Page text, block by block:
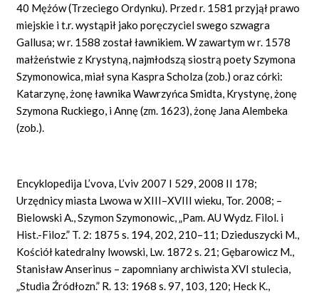
40 Mężów (Trzeciego Ordynku). Przed r. 1581 przyjął prawo
miejskie i t.r. wystąpił jako poręczyciel swego szwagra
Gallusa; w r. 1588 został ławnikiem. W zawartym w r. 1578
małżeństwie z Krystyną, najmłodszą siostrą poety Szymona
Szymonowica, miał syna Kaspra Scholza (zob.) oraz córki:
Katarzynę, żonę ławnika Wawrzyńca Smidta, Krystynę, żonę
Szymona Ruckiego, i Annę (zm. 1623), żonę Jana Alembeka
(zob.).
Encyklopedija L’vova, L’viv 2007 I 529, 2008 II 178;
Urzędnicy miasta Lwowa w XIII–XVIII wieku, Tor. 2008; –
Bielowski A., Szymon Szymonowic, „Pam. AU Wydz. Filol. i
Hist.-Filoz.” T. 2: 1875 s. 194, 202, 210–11; Dzieduszycki M.,
Kościół katedralny lwowski, Lw. 1872 s. 21; Gębarowicz M.,
Stanisław Anserinus – zapomniany archiwista XVI stulecia,
„Studia Źródłozn.” R. 13: 1968 s. 97, 103, 120; Heck K.,